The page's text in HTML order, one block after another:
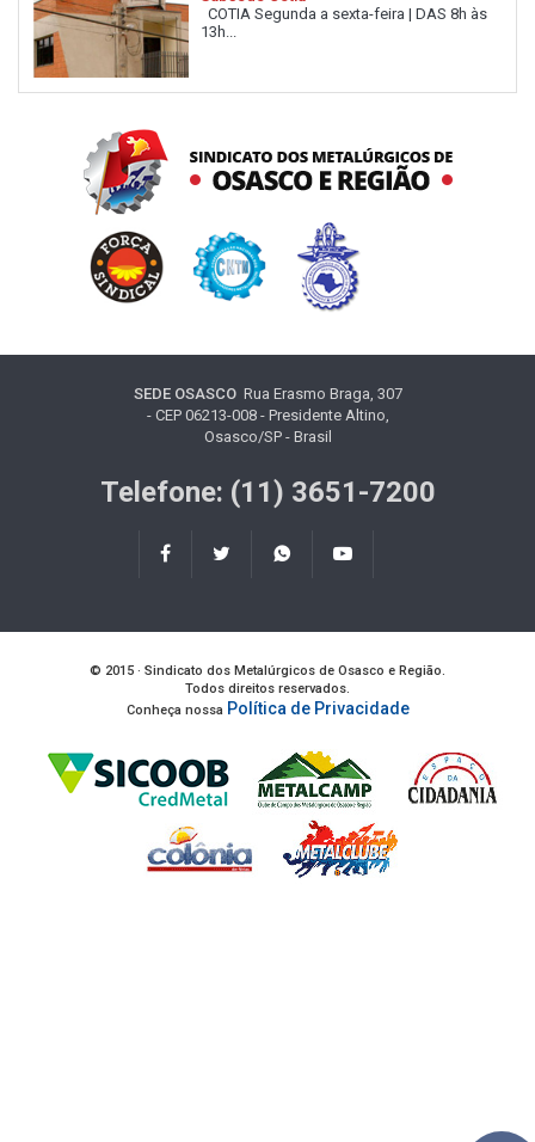
COTIA Segunda a sexta-feira | DAS 8h às
13h...
SEDE OSASCORua Erasmo Braga, 307
- CEP 06213-008 - Presidente Altino,
Osasco/SP - Brasil
Telefone: (11) 3651-7200
© 2015 · Sindicato dos Metalúrgicos de Osasco e Região.
Todos direitos reservados.
Conheça nossa Política de Privacidade